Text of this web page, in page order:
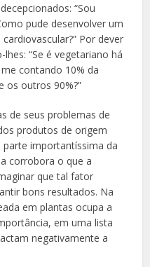
“Sou
pude desenvolver um
Por dever
“Se é vegetariano há
contando 10% da
os outros 90%?”
de seus problemas de
produtos de origem
parte importantíssima da
corrobora o que a
que tal fator
bons resultados. Na
em plantas ocupa a
em uma lista
negativamente a